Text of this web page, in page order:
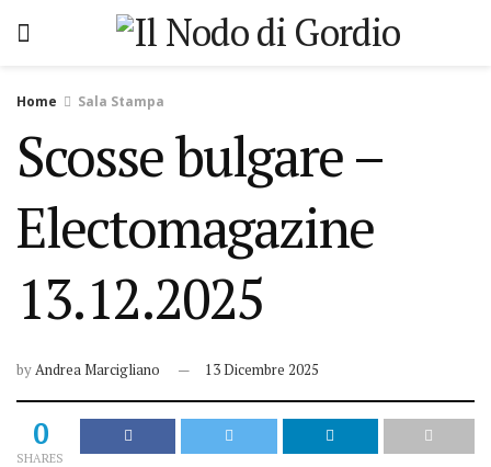
Home Sala Stampa
Scosse bulgare –
Electomagazine
13.12.2025
byAndrea Marcigliano 13 Dicembre 2025
0
SHARES